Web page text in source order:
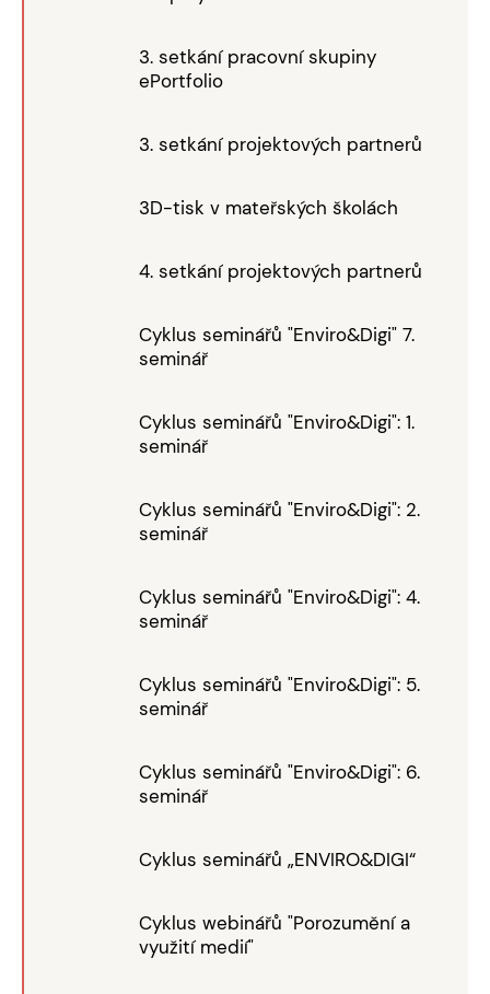
3. setkání pracovní skupiny
ePortfolio
3. setkání projektových partnerů
3D-tisk v mateřských školách
4. setkání projektových partnerů
Cyklus seminářů "Enviro&Digi" 7.
seminář
Cyklus seminářů "Enviro&Digi": 1.
seminář
Cyklus seminářů "Enviro&Digi": 2.
seminář
Cyklus seminářů "Enviro&Digi": 4.
seminář
Cyklus seminářů "Enviro&Digi": 5.
seminář
Cyklus seminářů "Enviro&Digi": 6.
seminář
Cyklus seminářů „ENVIRO&DIGI“
Cyklus webinářů "Porozumění a
využití medií"